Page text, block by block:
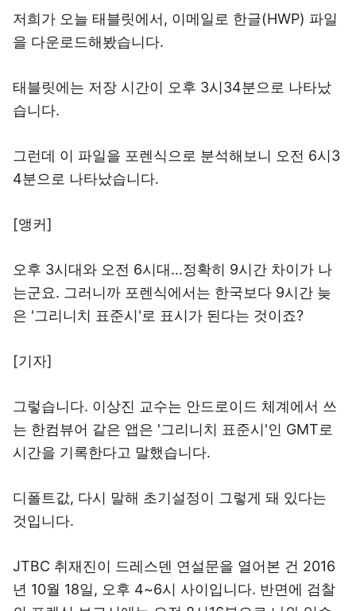
저희가 오늘 태블릿에서, 이메일로 한글(HWP) 파일
을 다운로드해봤습니다.
태블릿에는 저장 시간이 오후 3시34분으로 나타났
습니다.
그런데 이 파일을 포렌식으로 분석해보니 오전 6시3
4분으로 나타났습니다.
[앵커]
오후 3시대와 오전 6시대…정확히 9시간 차이가 나
는군요. 그러니까 포렌식에서는 한국보다 9시간 늦
은 '그리니치 표준시'로 표시가 된다는 것이죠?
[기자]
그렇습니다. 이상진 교수는 안드로이드 체계에서 쓰
는 한컴뷰어 같은 앱은 '그리니치 표준시'인 GMT로
시간을 기록한다고 말했습니다.
디폴트값, 다시 말해 초기설정이 그렇게 돼 있다는
것입니다.
JTBC 취재진이 드레스덴 연설문을 열어본 건 2016
년 10월 18일, 오후 4~6시 사이입니다. 반면에 검찰